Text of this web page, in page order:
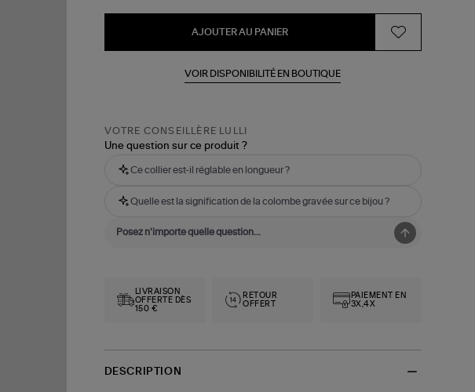
AJOUTER AU PANIER
VOIR DISPONIBILITÉ EN BOUTIQUE
VOTRE CONSEILLÈRE LULLI
Une question sur ce produit ?
Ce collier est-il réglable en longueur ?
Quelle est la signification de la colombe gravée sur ce bijou ?
LIVRAISON
OFFERTE DÈS
150 €
RETOUR
OFFERT
PAIEMENT EN
3X,4X
DESCRIPTION